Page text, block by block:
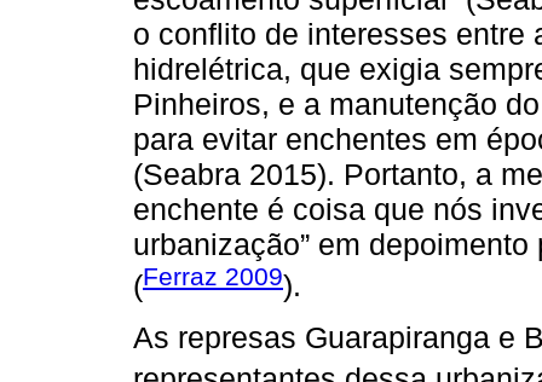
o conflito de interesses entre
hidrelétrica, que exigia
Pinheiros, e a manutenção
para evitar enchentes em
(Seabra 2015). Portanto, a
enchente é coisa que nós
urbanização” em depoimento
(Ferraz 2009).
As represas Guarapiranga e